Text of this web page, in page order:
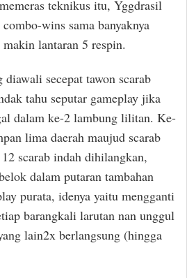
teknikus itu, Yggdrasil
wins sama banyaknya
lantaran 5 respin.
secepat tawon scarab
tahu seputar gameplay jika
dalam ke-2 lambung lilitan. Ke-
lima daerah maujud scarab
scarab indah dihilangkan,
dalam putaran tambahan
purata, idenya yaitu mengganti
barangkali larutan nan unggul
lain2x berlangsung (hingga